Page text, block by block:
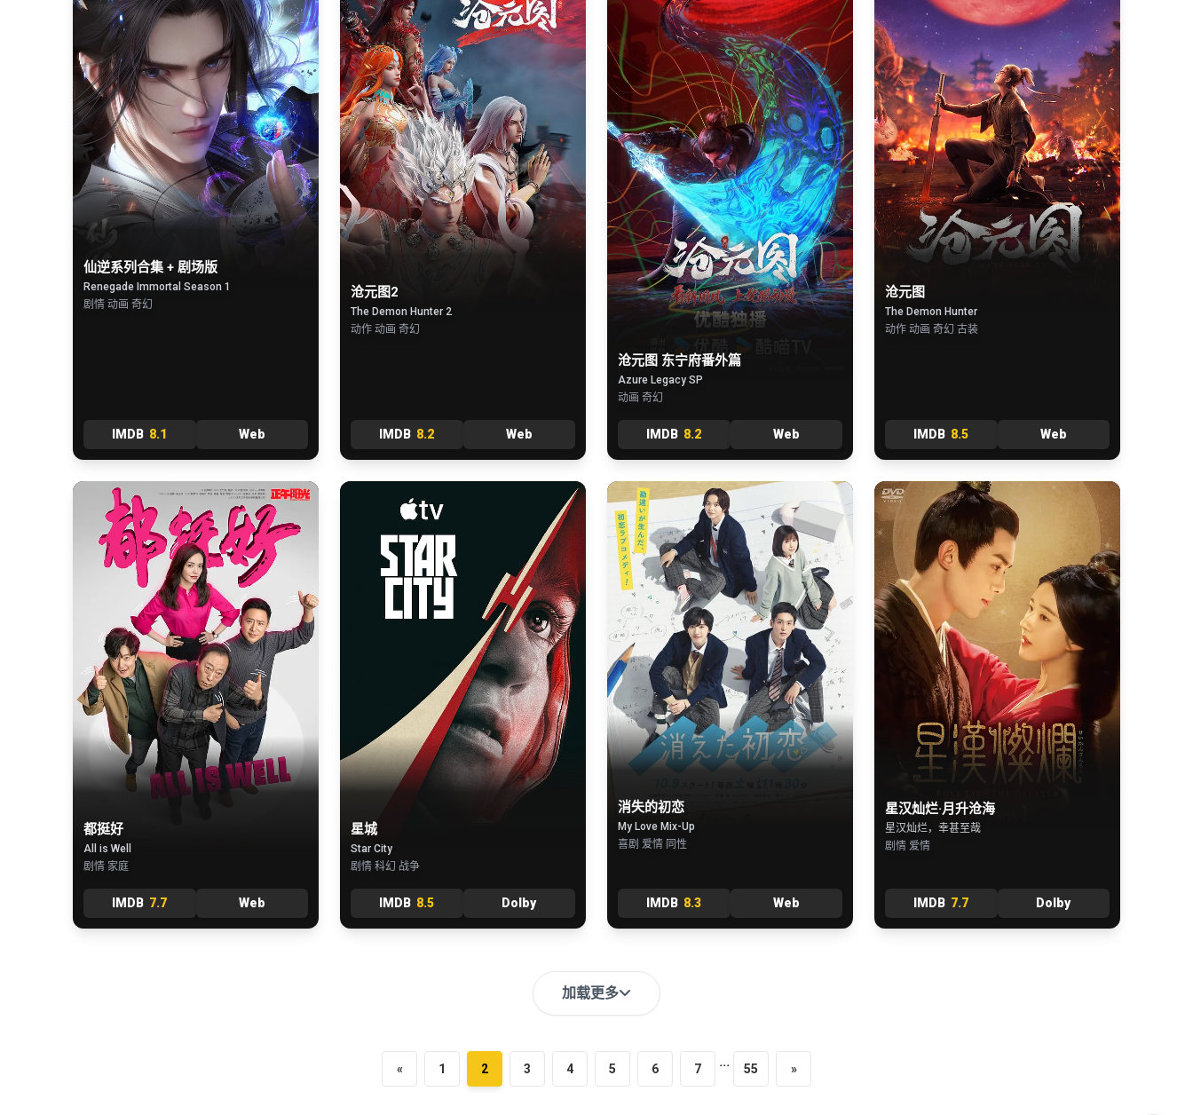
仙逆系列合集 + 剧场版
Renegade Immortal Season 1
剧情 动画 奇幻
IMDB 8.1 Web
沧元图2
The Demon Hunter 2
动作 动画 奇幻
IMDB 8.2 Web
沧元图 东宁府番外篇
Azure Legacy SP
动画 奇幻
IMDB 8.2 Web
沧元图
The Demon Hunter
动作 动画 奇幻 古装
IMDB 8.5 Web
都挺好
All is Well
剧情 家庭
IMDB 7.7 Web
星城
Star City
剧情 科幻 战争
IMDB 8.5 Dolby
消失的初恋
My Love Mix-Up
喜剧 爱情 同性
IMDB 8.3 Web
星汉灿烂·月升沧海
星汉灿烂，幸甚至哉
剧情 爱情
IMDB 7.7 Dolby
加载更多
« 1 2 3 4 5 6 7 ... 55 »